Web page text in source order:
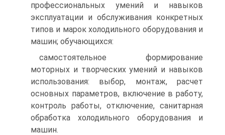
профессиональных умений и навыков
эксплуатации и обслуживания конкретных
типов и марок холодильного оборудования и
машин; обучающихся:
самостоятельное формирование
моторных и творческих умений и навыков
использования: выбор, монтаж, расчет
основных параметров, включение в работу,
контроль работы, отключение, санитарная
обработка холодильного оборудования и
машин.